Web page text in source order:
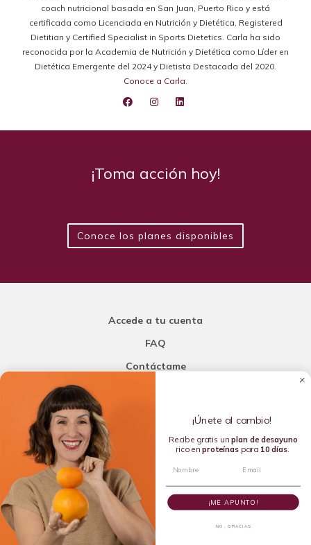
coach nutricional basada en San Juan, Puerto Rico y está
certificada como Licenciada en Nutrición y Dietética, Registered
Dietitian y Certified Specialist in Sports Dietetics. Carla ha sido
reconocida por la Academia de Nutrición y Dietética como Líder en
Dietética Emergente del 2024 y Dietista Destacada del 2020.
Conoce a Carla.
¡Toma acción hoy!
Conoce los planes disponibles
Accede a tu cuenta
FAQ
Contáctame
Añade una porción de inteligencia a tu nutrición
Copyright © 2016-2026 Carla L. de la Torre. All rights reserved.
¡Únete al cambio!
Recibe gratis unplan de desayuno
rico enproteínaspara 10 días.
¡ME APUNTO!
NO, GRACIAS